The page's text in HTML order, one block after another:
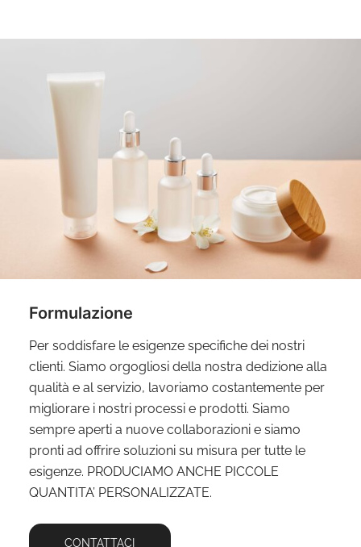
Formulazione
Per soddisfare le esigenze specifiche dei nostri
clienti. Siamo orgogliosi della nostra dedizione alla
qualità e al servizio, lavoriamo costantemente per
migliorare i nostri processi e prodotti. Siamo
sempre aperti a nuove collaborazioni e siamo
pronti ad offrire soluzioni su misura per tutte le
esigenze. PRODUCIAMO ANCHE PICCOLE
QUANTITA’ PERSONALIZZATE.
CONTATTACI